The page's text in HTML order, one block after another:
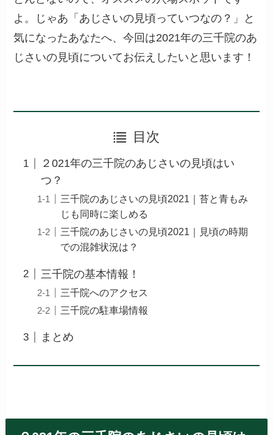
よ。じゃあ「あじさいの見頃っていつなの？」と
気になったあなたへ、今回は2021年の三千院のあ
じさいの見頃についてお伝えしたいと思います！
目次
２021年の三千院のあじさいの見頃はい
つ？
三千院のあじさいの見頃2021｜苔と青もみ
じも同時に楽しめる
三千院のあじさいの見頃2021｜見頃の時期
での混雑状況は？
三千院の基本情報！
三千院へのアクセス
三千院の駐車場情報
まとめ